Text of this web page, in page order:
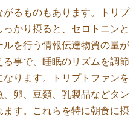
るものもあります。トリプ
っかり摂ると、セロトニンと
を行う情報伝達物質の量が
事で、睡眠のリズムを調節
ります。トリプトファンを
卵、豆類、乳製品などタン
す。これらを特に朝食に摂